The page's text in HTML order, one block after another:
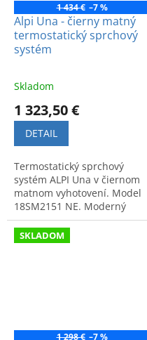
1 434 € –7 %
Alpi Una - čierny matný
termostatický sprchový
systém
Skladom
1 323,50 €
DETAIL
Termostatický sprchový
systém ALPI Una v čiernom
matnom vyhotovení. Model
18SM2151 NE. Moderný
vzhľad a maximálny komfort
pre kúpeľňu.
SKLADOM
1 298 € –7 %